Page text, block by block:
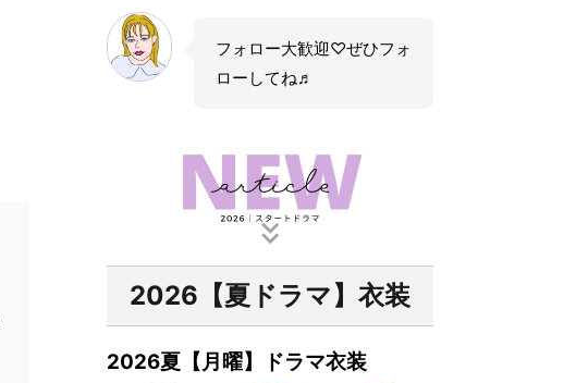
フォロー大歓迎♡ぜひフォ
ローしてね♬
2026【夏ドラマ】衣装
2026夏【月曜】ドラマ衣装